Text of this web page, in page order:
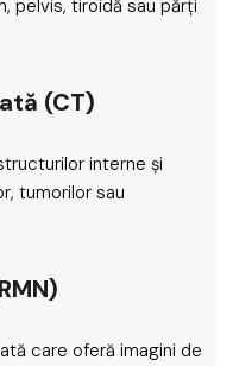
pelvis, tiroidă sau părți
(CT)
interne și
tumorilor sau
care oferă imagini de